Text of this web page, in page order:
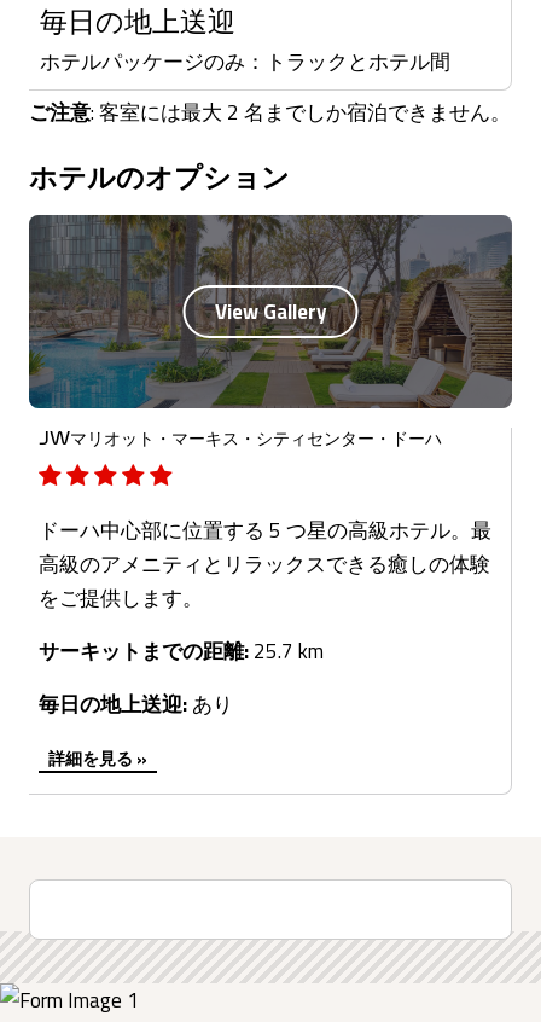
毎日の地上送迎
ホテルパッケージのみ：トラックとホテル間
ご注意: 客室には最大 2 名までしか宿泊できません。
ホテルのオプション
JWマリオット・マーキス・シティセンター・ドーハ
ドーハ中心部に位置する 5 つ星の高級ホテル。最
高級のアメニティとリラックスできる癒しの体験
をご提供します。
サーキットまでの距離:25.7 km
毎日の地上送迎:あり
詳細を見る »